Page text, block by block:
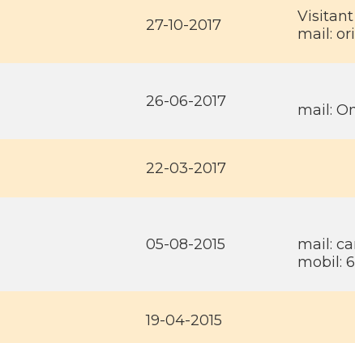
27-10-2017
mail:
26-06-2017 mail:
22-03-2017
05-08-2015 mail:
mobil:
19-04-2015